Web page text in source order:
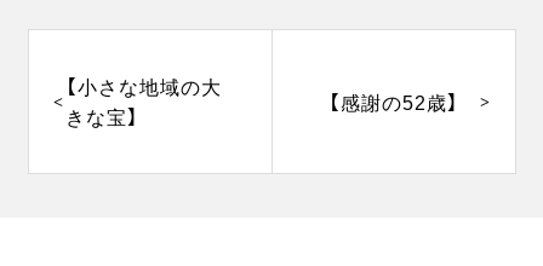
シ
【小さな地域の大
きな宝】
【感謝の52歳】